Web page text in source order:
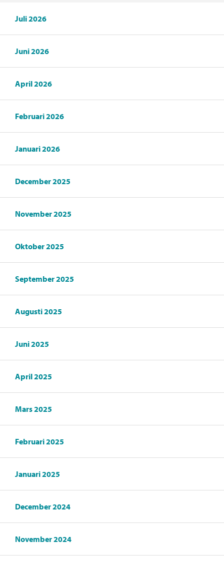
Juli 2026
Juni 2026
April 2026
Februari 2026
Januari 2026
December 2025
November 2025
Oktober 2025
September 2025
Augusti 2025
Juni 2025
April 2025
Mars 2025
Februari 2025
Januari 2025
December 2024
November 2024